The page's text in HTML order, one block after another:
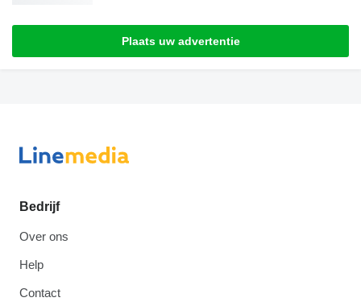
Plaats uw advertentie
Bedrijf
Over ons
Help
Contact